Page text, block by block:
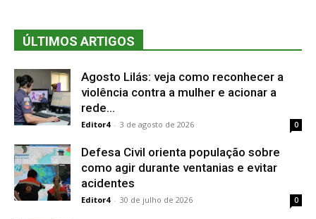
ÚLTIMOS ARTIGOS
Agosto Lilás: veja como reconhecer a
violência contra a mulher e acionar a
rede...
Editor4 - 3 de agosto de 2026 0
Defesa Civil orienta população sobre
como agir durante ventanias e evitar
acidentes
Editor4 - 30 de julho de 2026 0